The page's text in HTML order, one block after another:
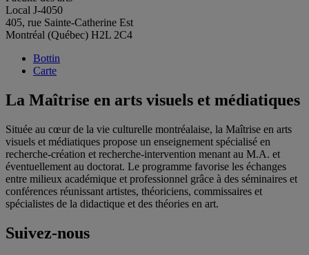
Local J-4050
405, rue Sainte-Catherine Est
Montréal (Québec) H2L 2C4
Bottin
Carte
La Maîtrise en arts visuels et médiatiques
Située au cœur de la vie culturelle montréalaise, la Maîtrise en arts
visuels et médiatiques propose un enseignement spécialisé en
recherche-création et recherche-intervention menant au M.A. et
éventuellement au doctorat. Le programme favorise les échanges
entre milieux académique et professionnel grâce à des séminaires et
conférences réunissant artistes, théoriciens, commissaires et
spécialistes de la didactique et des théories en art.
Suivez-nous